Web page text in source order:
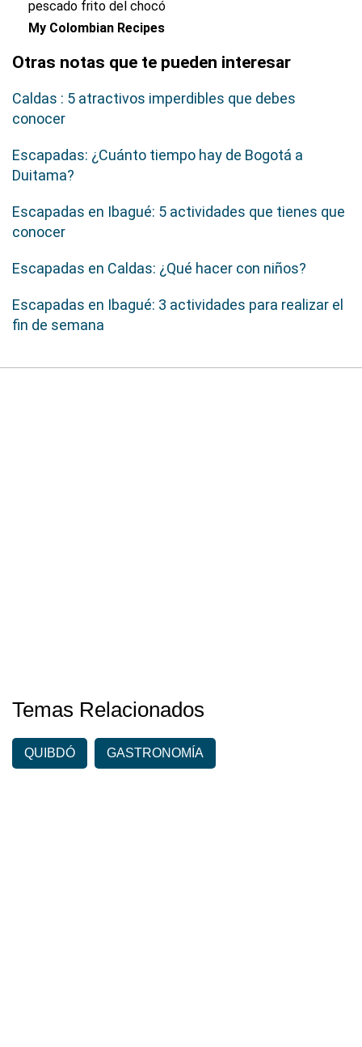
pescado frito del chocó
My Colombian Recipes
Otras notas que te pueden interesar
Caldas : 5 atractivos imperdibles que debes
conocer
Escapadas: ¿Cuánto tiempo hay de Bogotá a
Duitama?
Escapadas en Ibagué: 5 actividades que tienes que
conocer
Escapadas en Caldas: ¿Qué hacer con niños?
Escapadas en Ibagué: 3 actividades para realizar el
fin de semana
Temas Relacionados
QUIBDÓ GASTRONOMÍA